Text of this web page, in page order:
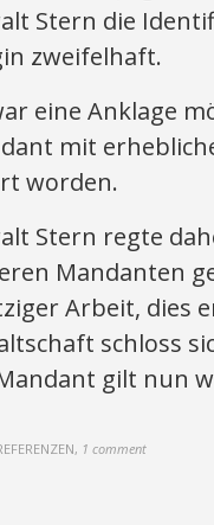
Stern die
zweifelhaft.
eine Anklage
mit
worden.
Stern regte
Mandanten
Arbeit, dies
schloss
gilt nun
, 1 comment